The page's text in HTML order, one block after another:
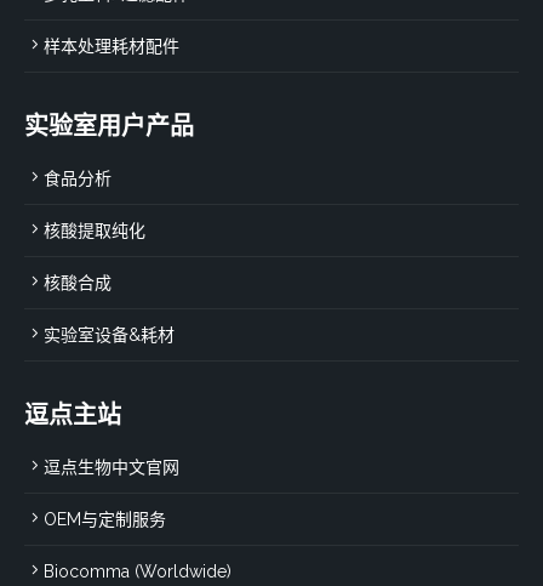
样本处理耗材配件
实验室用户产品
食品分析
核酸提取纯化
核酸合成
实验室设备&耗材
逗点主站
逗点生物中文官网
OEM与定制服务
Biocomma (Worldwide)